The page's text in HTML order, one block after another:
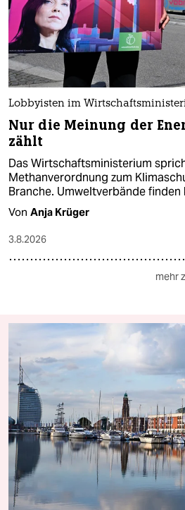
Lobbyisten im
Nur die Meinung der
zählt
Das Wirtschaftsministerium
Methanverordnung zum
Branche. Umweltverbände finden
Von Anja Krüger
3.8.2026
mehr